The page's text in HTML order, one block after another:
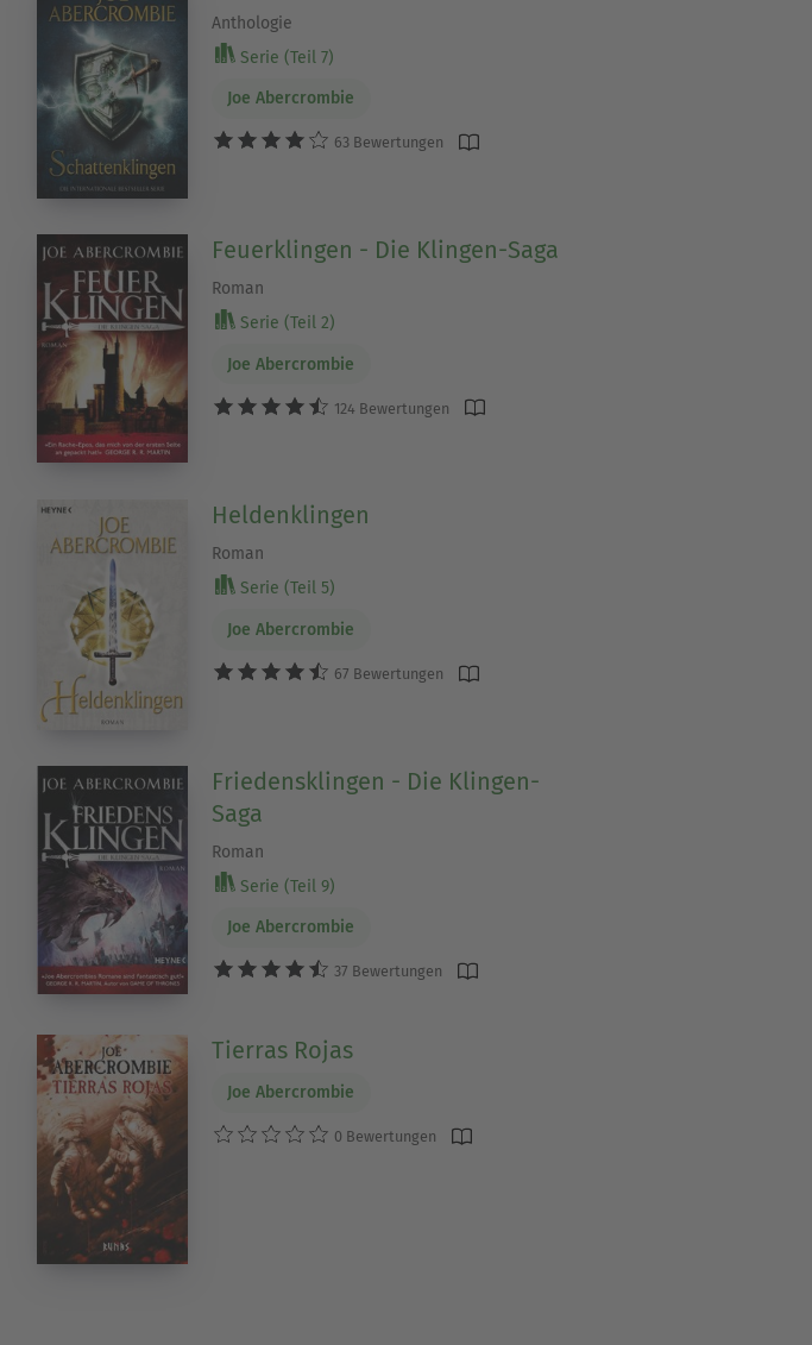
Anthologie
Serie (Teil 7)
Joe Abercrombie
63 Bewertungen
Feuerklingen - Die Klingen-Saga
Roman
Serie (Teil 2)
Joe Abercrombie
124 Bewertungen
Heldenklingen
Roman
Serie (Teil 5)
Joe Abercrombie
67 Bewertungen
Friedensklingen - Die Klingen-
Saga
Roman
Serie (Teil 9)
Joe Abercrombie
37 Bewertungen
Tierras Rojas
Joe Abercrombie
0 Bewertungen